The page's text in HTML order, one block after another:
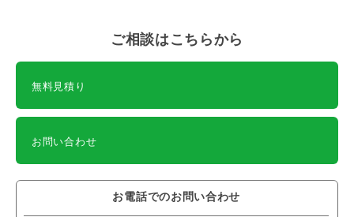
ご相談はこちらから
無料見積り
お問い合わせ
お電話でのお問い合わせ